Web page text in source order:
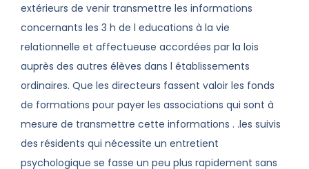
extérieurs de venir transmettre les informations
concernants les 3 h de l educations à la vie
relationnelle et affectueuse accordées par la lois
auprès des autres élèves dans l établissements
ordinaires. Que les directeurs fassent valoir les fonds
de formations pour payer les associations qui sont à
mesure de transmettre cette informations . .les suivis
des résidents qui nécessite un entretient
psychologique se fasse un peu plus rapidement sans